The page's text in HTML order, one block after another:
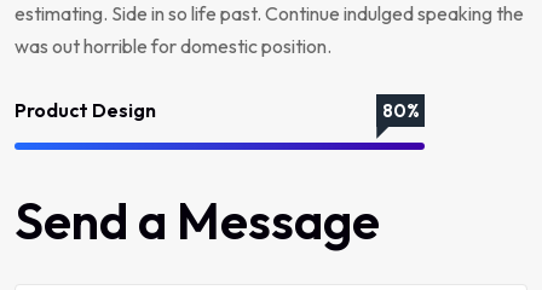
estimating. Side in so life past. Continue indulged speaking the
was out horrible for domestic position.
Product Design 80%
Send a Message